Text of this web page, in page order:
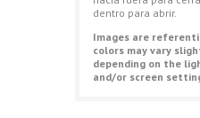
dentro para abrir.
Images are
colors may vary
depending on the
and/or screen